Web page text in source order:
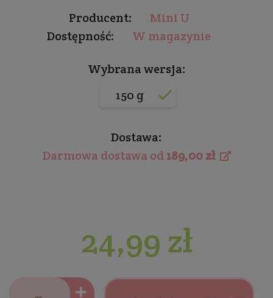
Producent:
Mini U
Dostępność:
W magazynie
Wybrana wersja:
150 g
Dostawa:
Darmowa dostawa od189,00 zł
24,99 zł